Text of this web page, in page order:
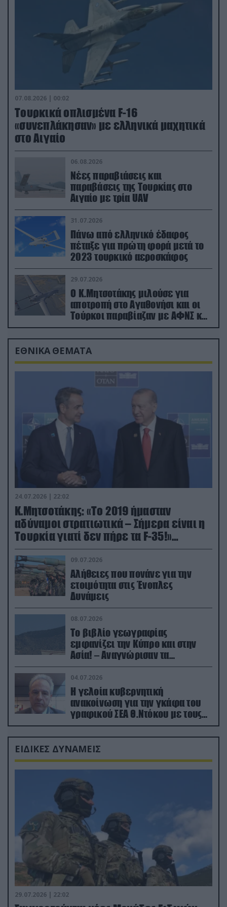
07.08.2026 | 00:02
Τουρκικά οπλισμένα F-16
«συνεπλάκησαν» με ελληνικά μαχητικά
στο Αιγαίο
06.08.2026
Νέες παραβιάσεις και
παραβάσεις της Τουρκίας στο
Αιγαίο με τρία UAV
31.07.2026
Πάνω από ελληνικό έδαφος
πέταξε για πρώτη φορά μετά το
2023 τουρκικό αεροσκάφος
29.07.2026
Ο Κ.Μητσοτάκης μιλούσε για
αποτροπή στο Αγαθονήσι και οι
Τούρκοι παραβίαζαν με ΑΦΝΣ και
drone
ΕΘΝΙΚΑ ΘΕΜΑΤΑ
24.07.2026 | 22:02
Κ.Μητσοτάκης: «Το 2019 ήμασταν
αδύναμοι στρατιωτικά – Σήμερα είναι η
Τουρκία γιατί δεν πήρε τα F-35!»
(βίντεο)
09.07.2026
Αλήθειες που πονάνε για την
ετοιμότητα στις Ένοπλες
Δυνάμεις
08.07.2026
Το βιβλίο γεωγραφίας
εμφανίζει την Κύπρο και στην
Ασία! – Αναγνώρισαν τα
κατεχόμενα; (φωτο)
04.07.2026
Η γελοία κυβερνητική
ανακοίνωση για την γκάφα του
γραφικού ΣΕΑ Θ.Ντόκου με τους
Ρώσους φαρσέρ
ΕΙΔΙΚΕΣ ΔΥΝΑΜΕΙΣ
29.07.2026 | 22:02